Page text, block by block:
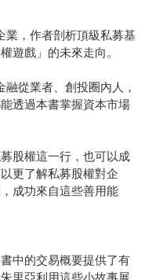
，作者剖析頂級私募基
遊戲」的未來走向。
從業者、創投圈內人，
透過本書掌握資本市場
股權這一行，也可以成
更了解私募股權對企
成功來自這些善用能
中的交易概要提供了有
里亞利用這些小故事展